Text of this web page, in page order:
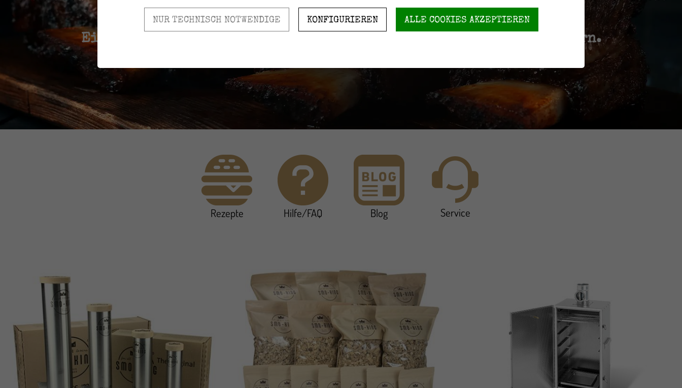
echtem Rauch aus Woodchips.
Einfach anschließen, Woodchips einfüllen, anzünden und losräuchern.
Rezepte Hilfe/FAQ Blog Service
NUR TECHNISCH NOTWENDIGE KONFIGURIEREN ALLE COOKIES AKZEPTIEREN